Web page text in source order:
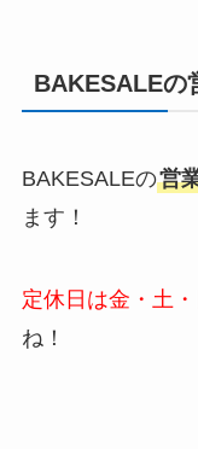
BAKESALEの
BAKESALEの営
ます！
定休日は金・土
ね！